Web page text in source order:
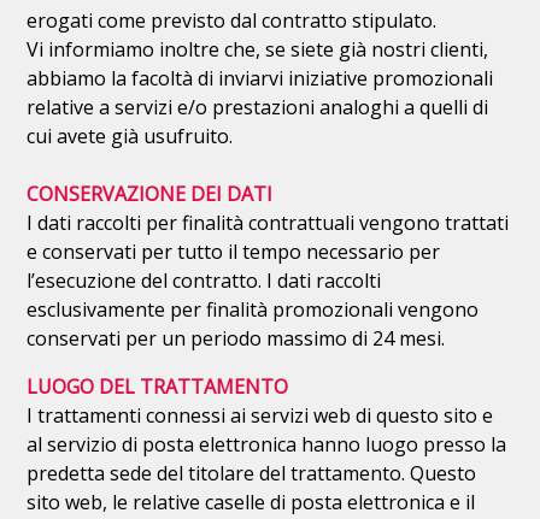
erogati come previsto dal contratto stipulato.
Vi informiamo inoltre che, se siete già nostri clienti,
abbiamo la facoltà di inviarvi iniziative promozionali
relative a servizi e/o prestazioni analoghi a quelli di
cui avete già usufruito.
CONSERVAZIONE DEI DATI
I dati raccolti per finalità contrattuali vengono trattati
e conservati per tutto il tempo necessario per
l’esecuzione del contratto. I dati raccolti
esclusivamente per finalità promozionali vengono
conservati per un periodo massimo di 24 mesi.
LUOGO DEL TRATTAMENTO
I trattamenti connessi ai servizi web di questo sito e
al servizio di posta elettronica hanno luogo presso la
predetta sede del titolare del trattamento. Questo
sito web, le relative caselle di posta elettronica e il